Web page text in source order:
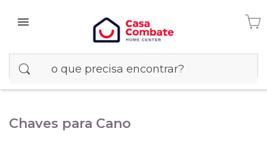
Chaves para Cano